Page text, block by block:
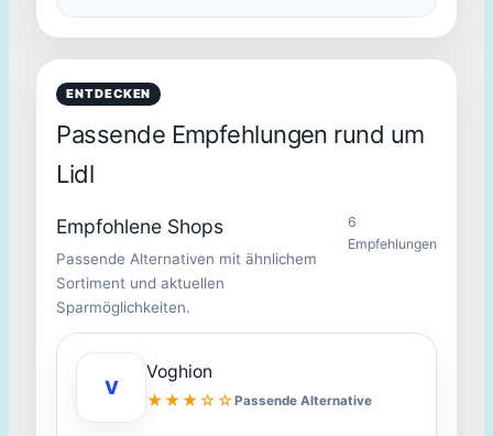
ENTDECKEN
Passende Empfehlungen rund um
Lidl
Empfohlene Shops
Passende Alternativen mit ähnlichem
Sortiment und aktuellen
Sparmöglichkeiten.
6
Empfehlungen
V
Voghion
★★★☆☆Passende Alternative